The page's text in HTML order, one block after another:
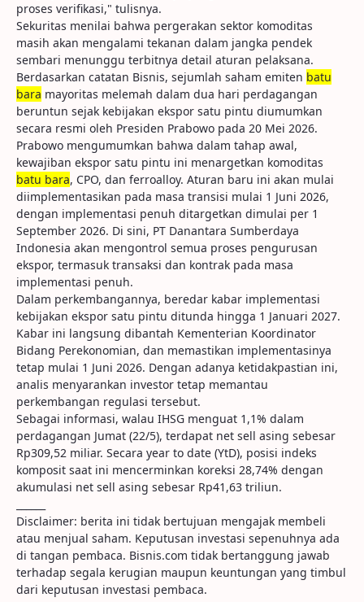
proses verifikasi," tulisnya.
Sekuritas menilai bahwa pergerakan sektor komoditas
masih akan mengalami tekanan dalam jangka pendek
sembari menunggu terbitnya detail aturan pelaksana.
Berdasarkan catatan Bisnis, sejumlah saham emiten batu
bara mayoritas melemah dalam dua hari perdagangan
beruntun sejak kebijakan ekspor satu pintu diumumkan
secara resmi oleh Presiden Prabowo pada 20 Mei 2026.
Prabowo mengumumkan bahwa dalam tahap awal,
kewajiban ekspor satu pintu ini menargetkan komoditas
batu bara, CPO, dan ferroalloy. Aturan baru ini akan mulai
diimplementasikan pada masa transisi mulai 1 Juni 2026,
dengan implementasi penuh ditargetkan dimulai per 1
September 2026. Di sini, PT Danantara Sumberdaya
Indonesia akan mengontrol semua proses pengurusan
ekspor, termasuk transaksi dan kontrak pada masa
implementasi penuh.
Dalam perkembangannya, beredar kabar implementasi
kebijakan ekspor satu pintu ditunda hingga 1 Januari 2027.
Kabar ini langsung dibantah Kementerian Koordinator
Bidang Perekonomian, dan memastikan implementasinya
tetap mulai 1 Juni 2026. Dengan adanya ketidakpastian ini,
analis menyarankan investor tetap memantau
perkembangan regulasi tersebut.
Sebagai informasi, walau IHSG menguat 1,1% dalam
perdagangan Jumat (22/5), terdapat net sell asing sebesar
Rp309,52 miliar. Secara year to date (YtD), posisi indeks
komposit saat ini mencerminkan koreksi 28,74% dengan
akumulasi net sell asing sebesar Rp41,63 triliun.
Disclaimer: berita ini tidak bertujuan mengajak membeli
atau menjual saham. Keputusan investasi sepenuhnya ada
di tangan pembaca. Bisnis.com tidak bertanggung jawab
terhadap segala kerugian maupun keuntungan yang timbul
dari keputusan investasi pembaca.